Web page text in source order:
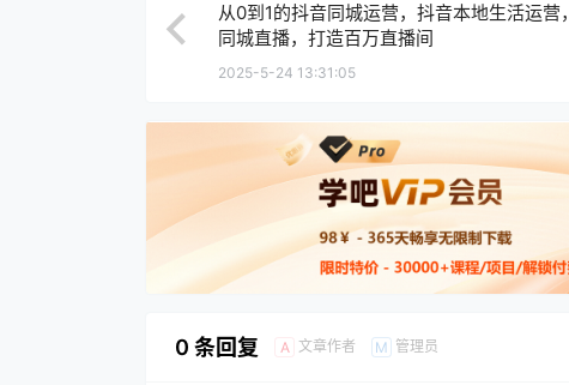
从0到1的抖音同城运营，抖音本地生活运营，
同城直播，打造百万直播间
2025-5-24 13:31:05
0 条回复 A 文章作者 M 管理员